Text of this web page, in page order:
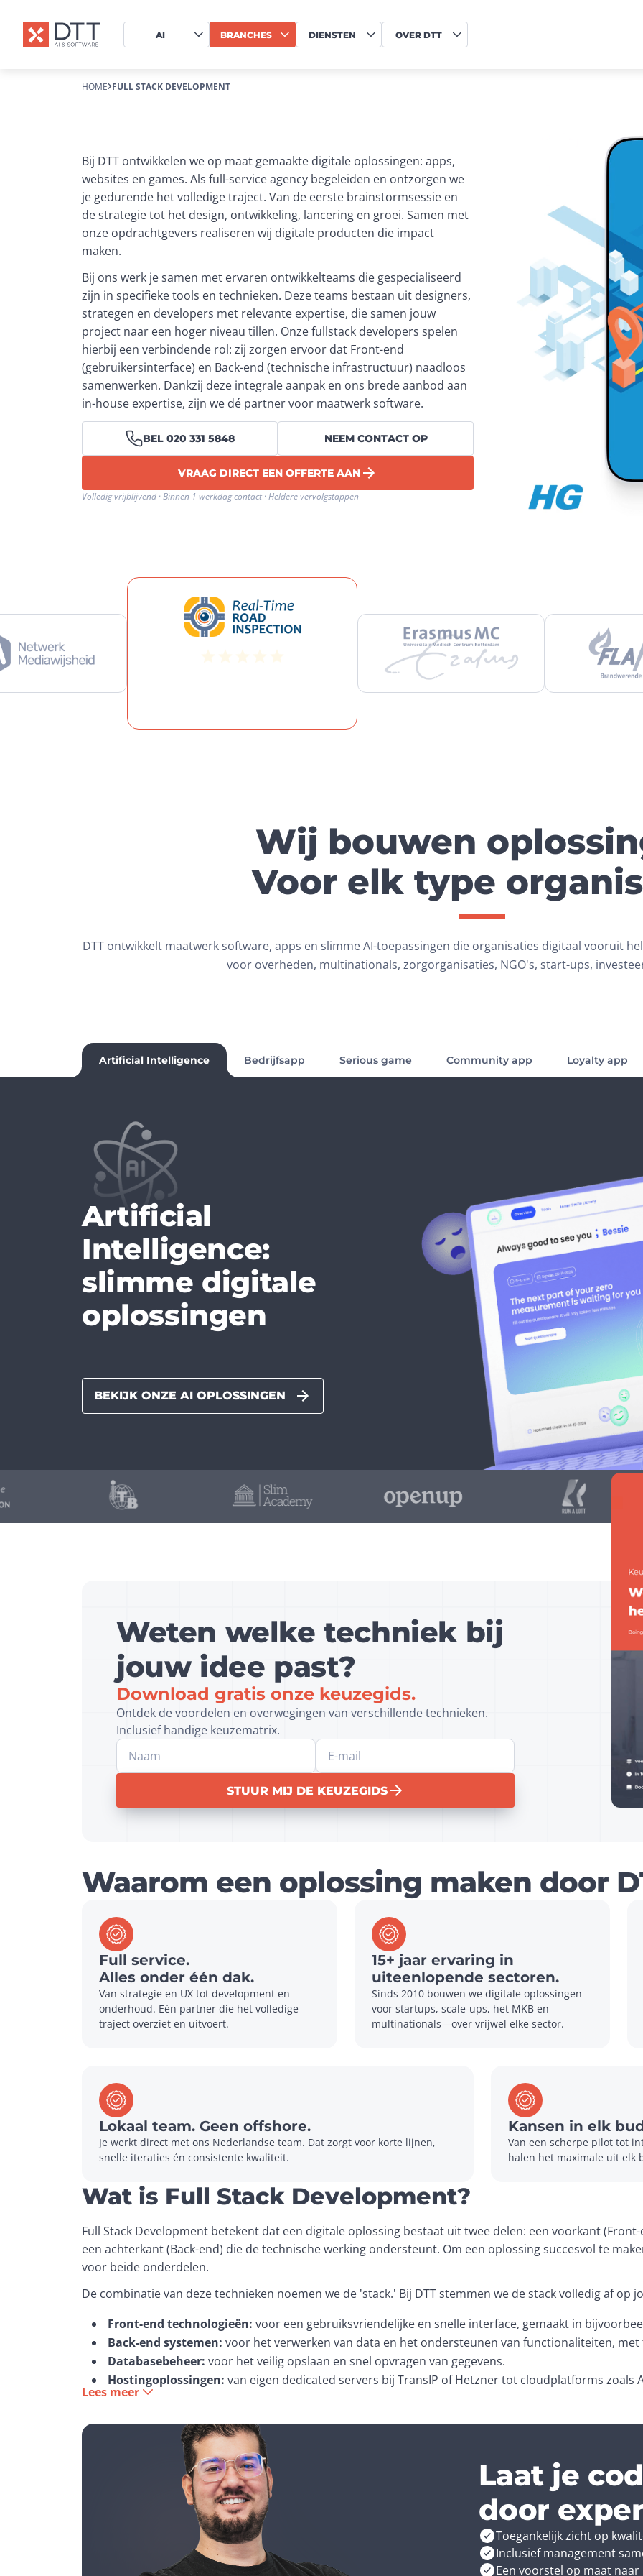
AI BRANCHES DIENSTEN OVER DTT
HOME FULL STACK DEVELOPMENT
Bij DTT ontwikkelen we op maat gemaakte digitale oplossingen: apps,
websites en games. Als full-service agency begeleiden en ontzorgen we
je gedurende het volledige traject. Van de eerste brainstormsessie en
de strategie tot het design, ontwikkeling, lancering en groei. Samen met
onze opdrachtgevers realiseren wij digitale producten die impact
maken.
Bij ons werk je samen met ervaren ontwikkelteams die gespecialiseerd
zijn in specifieke tools en technieken. Deze teams bestaan uit designers,
strategen en developers met relevante expertise, die samen jouw
project naar een hoger niveau tillen. Onze fullstack developers spelen
hierbij een verbindende rol: zij zorgen ervoor dat Front-end
(gebruikersinterface) en Back-end (technische infrastructuur) naadloos
samenwerken. Dankzij deze integrale aanpak en ons brede aanbod aan
in-house expertise, zijn we dé partner voor maatwerk software.
BEL 020 331 5848 NEEM CONTACT OP
VRAAG DIRECT EEN OFFERTE AAN
Volledig vrijblijvend · Binnen 1 werkdag contact · Heldere vervolgstappen
Wij bouwen
Voor elk type
DTT ontwikkelt maatwerk software, apps en slimme AI-toepassingen die organisaties digitaal vooruit
voor overheden, multinationals, zorgorganisaties, NGO's, start-ups,
Artificial Intelligence Bedrijfsapp Serious game Community app Loyalty app
Artificial
Intelligence:
slimme digitale
oplossingen
BEKIJK ONZE AI OPLOSSINGEN
Weten welke techniek bij
jouw idee past?
Download gratis onze keuzegids.
Ontdek de voordelen en overwegingen van verschillende technieken.
Inclusief handige keuzematrix.
Website
STUUR MIJ DE KEUZEGIDS
Waarom een oplossing maken door
Full service.
Alles onder één dak.
Van strategie en UX tot development en
onderhoud. Eén partner die het volledige
traject overziet en uitvoert.
15+ jaar ervaring in
uiteenlopende sectoren.
Sinds 2010 bouwen we digitale oplossingen
voor startups, scale-ups, het MKB en
multinationals—over vrijwel elke sector.
Lokaal team. Geen offshore.
Je werkt direct met ons Nederlandse team. Dat zorgt voor korte lijnen,
snelle iteraties én consistente kwaliteit.
Kansen in elk
Van een scherpe pilot tot
halen het maximale uit elk
Wat is Full Stack Development?
Full Stack Development betekent dat een digitale oplossing bestaat uit twee delen: een voorkant
een achterkant (Back-end) die de technische werking ondersteunt. Om een oplossing succesvol te
voor beide onderdelen.
De combinatie van deze technieken noemen we de 'stack.' Bij DTT stemmen we de stack volledig af op
Front-end technologieën: voor een gebruiksvriendelijke en snelle interface, gemaakt in
Back-end systemen: voor het verwerken van data en het ondersteunen van functionaliteiten, met
Databasebeheer: voor het veilig opslaan en snel opvragen van gegevens.
Hostingoplossingen: van eigen dedicated servers bij TransIP of Hetzner tot cloudplatforms zoals
Hoe brengen we onderdelen samen?
Onze full stack developers zorgen ervoor dat al deze onderdelen samenkomen in een naadloze
Het begeleiden van zowel de Front-end als de Back-end
Het coördineren van gespecialiseerde teams, zoals Front-end developers, Back-end developers,
Het oplossen van technische uitdagingen en zorgen voor een naadloze samenwerking tussen
Een oplossing is het resultaat van een nauwe samenwerking tussen verschillende teams. Onze full
samenkomen in een oplossing die gebruiksvriendelijk, technisch sterk en klaar voor groei is.
Lees meer
Laat je
door
Toegankelijk zicht op
Inclusief management
Een voorstel op maat